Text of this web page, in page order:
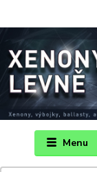
Menu